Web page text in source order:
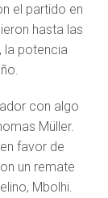
el partido en
hasta las
la potencia
con algo
Müller.
favor de
un remate
Mbolhi.